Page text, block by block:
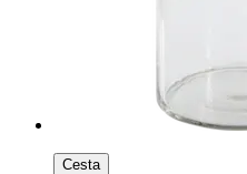
Cesta